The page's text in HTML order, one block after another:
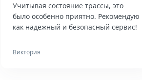
Учитывая состояние трассы, это
было особенно приятно. Рекомендую
как надежный и безопасный сервис!
Виктория